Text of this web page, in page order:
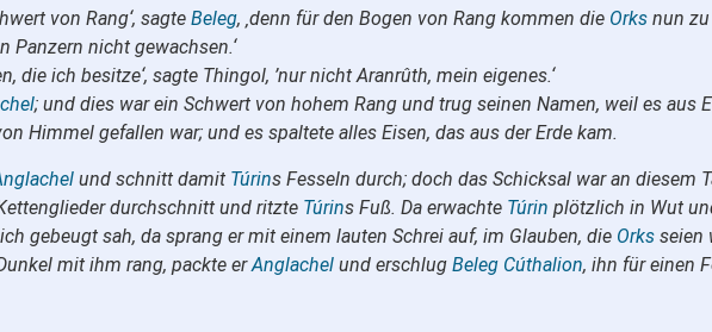
von Rang‘, sagte Beleg, ‚denn für den Bogen von Rang kommen die Orks nun
Panzern nicht gewachsen.‘
die ich besitze‘, sagte Thingol, ’nur nicht Aranrûth, mein eigenes.‘
; und dies war ein Schwert von hohem Rang und trug seinen Namen, weil es aus
Himmel gefallen war; und es spaltete alles Eisen, das aus der Erde kam.
und schnitt damit Túrins Fesseln durch; doch das Schicksal war an diesem
durchschnitt und ritzte Túrins Fuß. Da erwachte Túrin plötzlich in Wut
gebeugt sah, da sprang er mit einem lauten Schrei auf, im Glauben, die Orks seien
mit ihm rang, packte erAnglachel und erschlug Beleg Cúthalion, ihn für einen